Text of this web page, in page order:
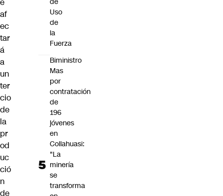
af
ec
tar
á
a
un
ter
cio
de
la
pr
od
uc
ció
n
de
Uso
de
la
Fuerza
Biministro
Mas
por
contratación
de
196
jóvenes
en
Collahuasi:
"La
minería
se
transforma